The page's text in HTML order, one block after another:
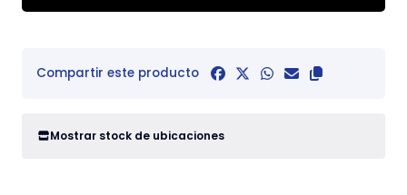
Compartir este producto
Mostrar stock de ubicaciones